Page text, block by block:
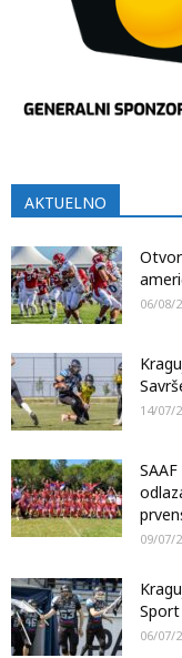
AKTUELNO
06/08/
14/07/
09/07/
Sport
06/07/